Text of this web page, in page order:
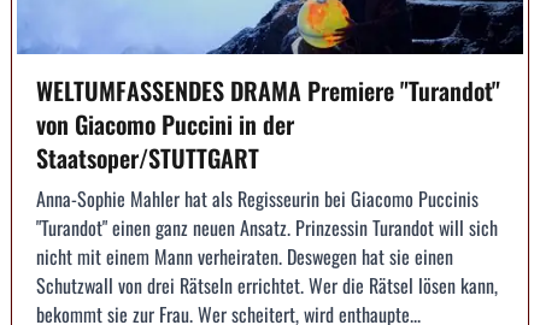
WELTUMFASSENDES DRAMA Premiere "Turandot"
von Giacomo Puccini in der
Staatsoper/STUTTGART
Anna-Sophie Mahler hat als Regisseurin bei Giacomo Puccinis
"Turandot" einen ganz neuen Ansatz. Prinzessin Turandot will sich
nicht mit einem Mann verheiraten. Deswegen hat sie einen
Schutzwall von drei Rätseln errichtet. Wer die Rätsel lösen kann,
bekommt sie zur Frau. Wer scheitert, wird enthaupte...